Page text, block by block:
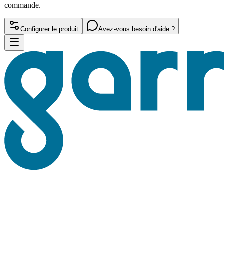
commande.
Configurer le produit Avez-vous besoin d'aide ?